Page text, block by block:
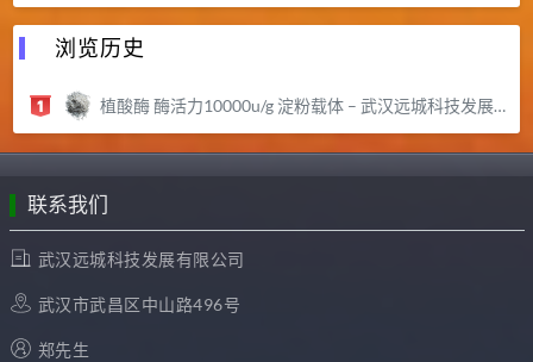
浏览历史
植酸酶 酶活力10000u/g 淀粉载体 – 武汉远城科技发展有限公司
联系我们
武汉远城科技发展有限公司
武汉市武昌区中山路496号
郑先生